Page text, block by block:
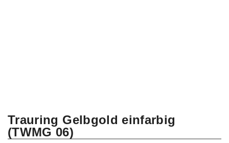
Trauring Gelbgold einfarbig
(TWMG 06)